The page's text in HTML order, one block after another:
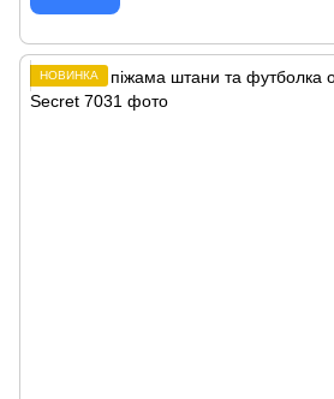
НОВИНКА